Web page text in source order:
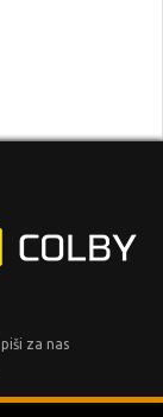
piši za nas